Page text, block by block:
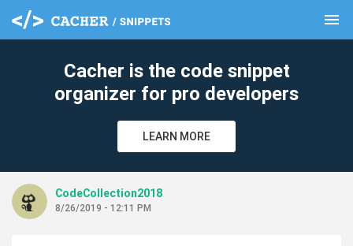
menu
Cacher is the code snippet
organizer for pro developers
LEARN MORE
CodeCollection2018
8/26/2019 - 12:11 PM
clear